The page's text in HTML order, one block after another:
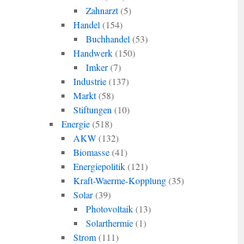
Zahnarzt(5)
Handel(154)
Buchhandel(53)
Handwerk(150)
Imker(7)
Industrie(137)
Markt(58)
Stiftungen (10)
Energie(518)
AKW(132)
Biomasse(41)
Energiepolitik(121)
Kraft-Waerme-Kopplung(35)
Solar(39)
Photovoltaik(13)
Solarthermie(1)
Strom(111)